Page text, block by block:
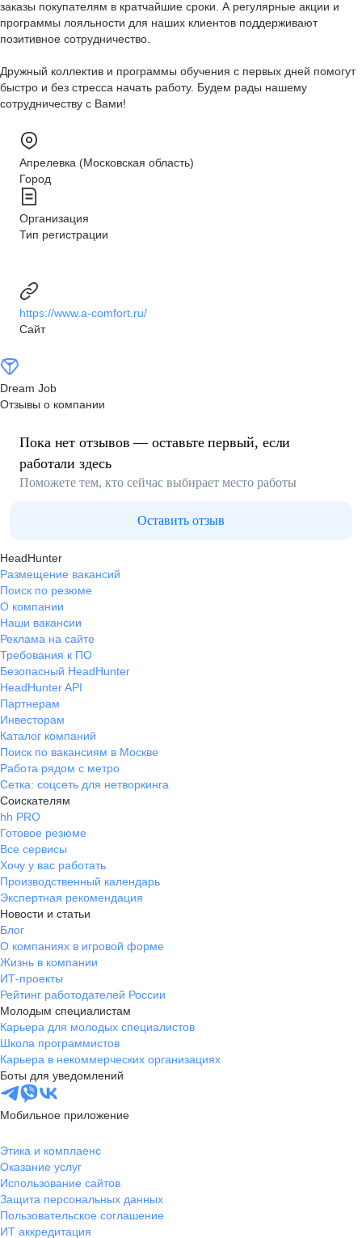
заказы покупателям в кратчайшие сроки. А регулярные акции и
программы лояльности для наших клиентов поддерживают
позитивное сотрудничество.
Дружный коллектив и программы обучения с первых дней помогут
быстро и без стресса начать работу. Будем рады нашему
сотрудничеству с Вами!
Апрелевка (Московская область)
Город
Организация
Тип регистрации
https://www.a-comfort.ru/
Сайт
Dream Job
Отзывы о компании
Пока нет отзывов — оставьте первый, если
работали здесь
Поможете тем, кто сейчас выбирает место работы
Оставить отзыв
HeadHunter
Размещение вакансий
Поиск по резюме
О компании
Наши вакансии
Реклама на сайте
Требования к ПО
Безопасный HeadHunter
HeadHunter API
Партнерам
Инвесторам
Каталог компаний
Поиск по вакансиям в Москве
Работа рядом с метро
Сетка: соцсеть для нетворкинга
Соискателям
hh PRO
Готовое резюме
Все сервисы
Хочу у вас работать
Производственный календарь
Экспертная рекомендация
Новости и статьи
Блог
О компаниях в игровой форме
Жизнь в компании
ИТ-проекты
Рейтинг работодателей России
Молодым специалистам
Карьера для молодых специалистов
Школа программистов
Карьера в некоммерческих организациях
Боты для уведомлений
Мобильное приложение
Этика и комплаенс
Оказание услуг
Использование сайтов
Защита персональных данных
Пользовательское соглашение
ИТ аккредитация